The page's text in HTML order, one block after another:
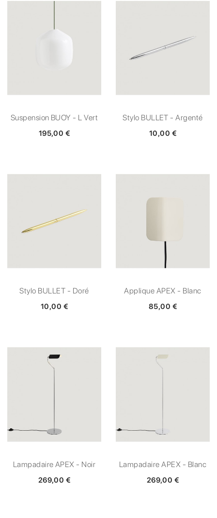
Suspension BUOY - L Vert
195,00 €
Stylo BULLET - Argenté
10,00 €
Stylo BULLET - Doré
10,00 €
Applique APEX - Blanc
85,00 €
Lampadaire APEX - Noir
269,00 €
Lampadaire APEX - Blanc
269,00 €